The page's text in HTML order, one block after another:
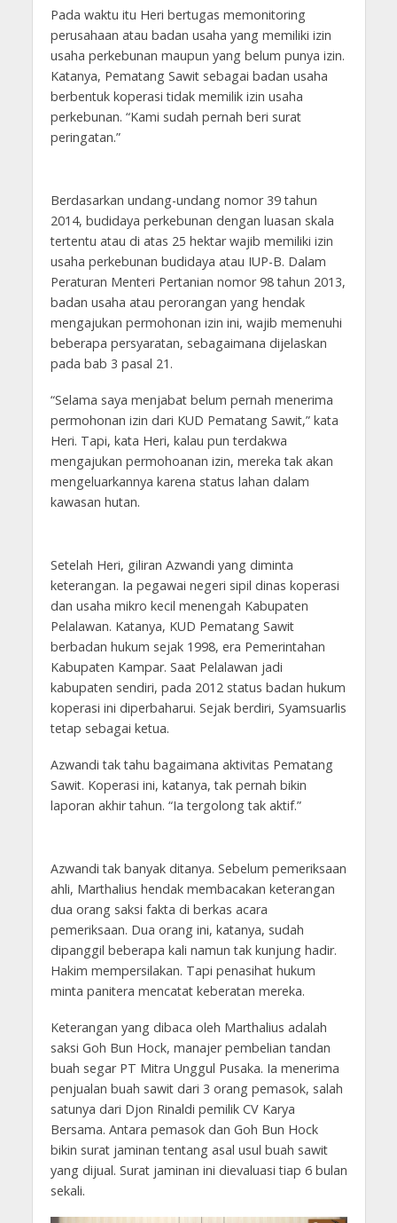
Pada waktu itu Heri bertugas memonitoring
perusahaan atau badan usaha yang memiliki izin
usaha perkebunan maupun yang belum punya izin.
Katanya, Pematang Sawit sebagai badan usaha
berbentuk koperasi tidak memilik izin usaha
perkebunan. “Kami sudah pernah beri surat
peringatan.”
Berdasarkan undang-undang nomor 39 tahun
2014, budidaya perkebunan dengan luasan skala
tertentu atau di atas 25 hektar wajib memiliki izin
usaha perkebunan budidaya atau IUP-B. Dalam
Peraturan Menteri Pertanian nomor 98 tahun 2013,
badan usaha atau perorangan yang hendak
mengajukan permohonan izin ini, wajib memenuhi
beberapa persyaratan, sebagaimana dijelaskan
pada bab 3 pasal 21.
“Selama saya menjabat belum pernah menerima
permohonan izin dari KUD Pematang Sawit,” kata
Heri. Tapi, kata Heri, kalau pun terdakwa
mengajukan permohoanan izin, mereka tak akan
mengeluarkannya karena status lahan dalam
kawasan hutan.
Setelah Heri, giliran Azwandi yang diminta
keterangan. Ia pegawai negeri sipil dinas koperasi
dan usaha mikro kecil menengah Kabupaten
Pelalawan. Katanya, KUD Pematang Sawit
berbadan hukum sejak 1998, era Pemerintahan
Kabupaten Kampar. Saat Pelalawan jadi
kabupaten sendiri, pada 2012 status badan hukum
koperasi ini diperbaharui. Sejak berdiri, Syamsuarlis
tetap sebagai ketua.
Azwandi tak tahu bagaimana aktivitas Pematang
Sawit. Koperasi ini, katanya, tak pernah bikin
laporan akhir tahun. “Ia tergolong tak aktif.”
Azwandi tak banyak ditanya. Sebelum pemeriksaan
ahli, Marthalius hendak membacakan keterangan
dua orang saksi fakta di berkas acara
pemeriksaan. Dua orang ini, katanya, sudah
dipanggil beberapa kali namun tak kunjung hadir.
Hakim mempersilakan. Tapi penasihat hukum
minta panitera mencatat keberatan mereka.
Keterangan yang dibaca oleh Marthalius adalah
saksi Goh Bun Hock, manajer pembelian tandan
buah segar PT Mitra Unggul Pusaka. Ia menerima
penjualan buah sawit dari 3 orang pemasok, salah
satunya dari Djon Rinaldi pemilik CV Karya
Bersama. Antara pemasok dan Goh Bun Hock
bikin surat jaminan tentang asal usul buah sawit
yang dijual. Surat jaminan ini dievaluasi tiap 6 bulan
sekali.